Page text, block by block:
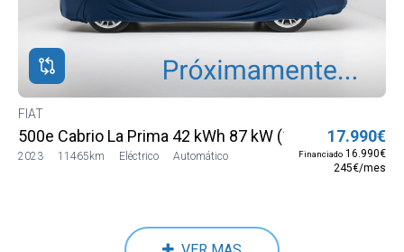
FIAT
500e Cabrio La Prima 42 kWh 87 kW (118 CV)
2023 11465km Eléctrico Automático
17.990€
Financiado 16.990€
245€/mes